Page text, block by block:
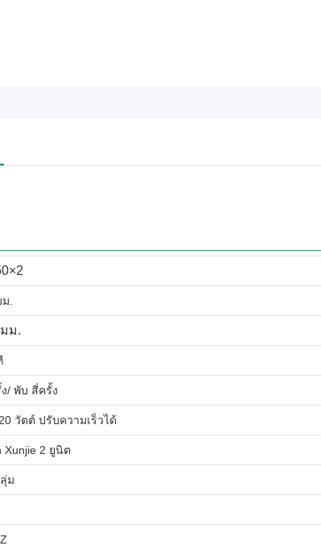
.
ม.
/ พับ สี่ครั้ง
วัตต์ ปรับความเร็วได้
Xunjie 2 ยูนิต
ม